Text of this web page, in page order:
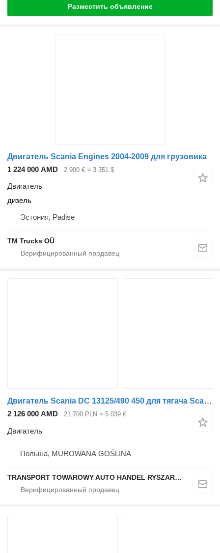
Разместить объявление
Двигатель Scania Engines 2004-2009 для грузовика
1 224 000 AMD
2 900 € ≈ 3 351 $
Двигатель
дизель
Эстония, Padise
TM Trucks OÜ
Двигатель Scania DC 13125/490 450 для тягача Scania R490
2 126 000 AMD 21 700 PLN ≈ 5 039 €
Двигатель
Польша, MUROWANA GOŚLINA
TRANSPORT TOWAROWY AUTO HANDEL RYSZARD NOWAK